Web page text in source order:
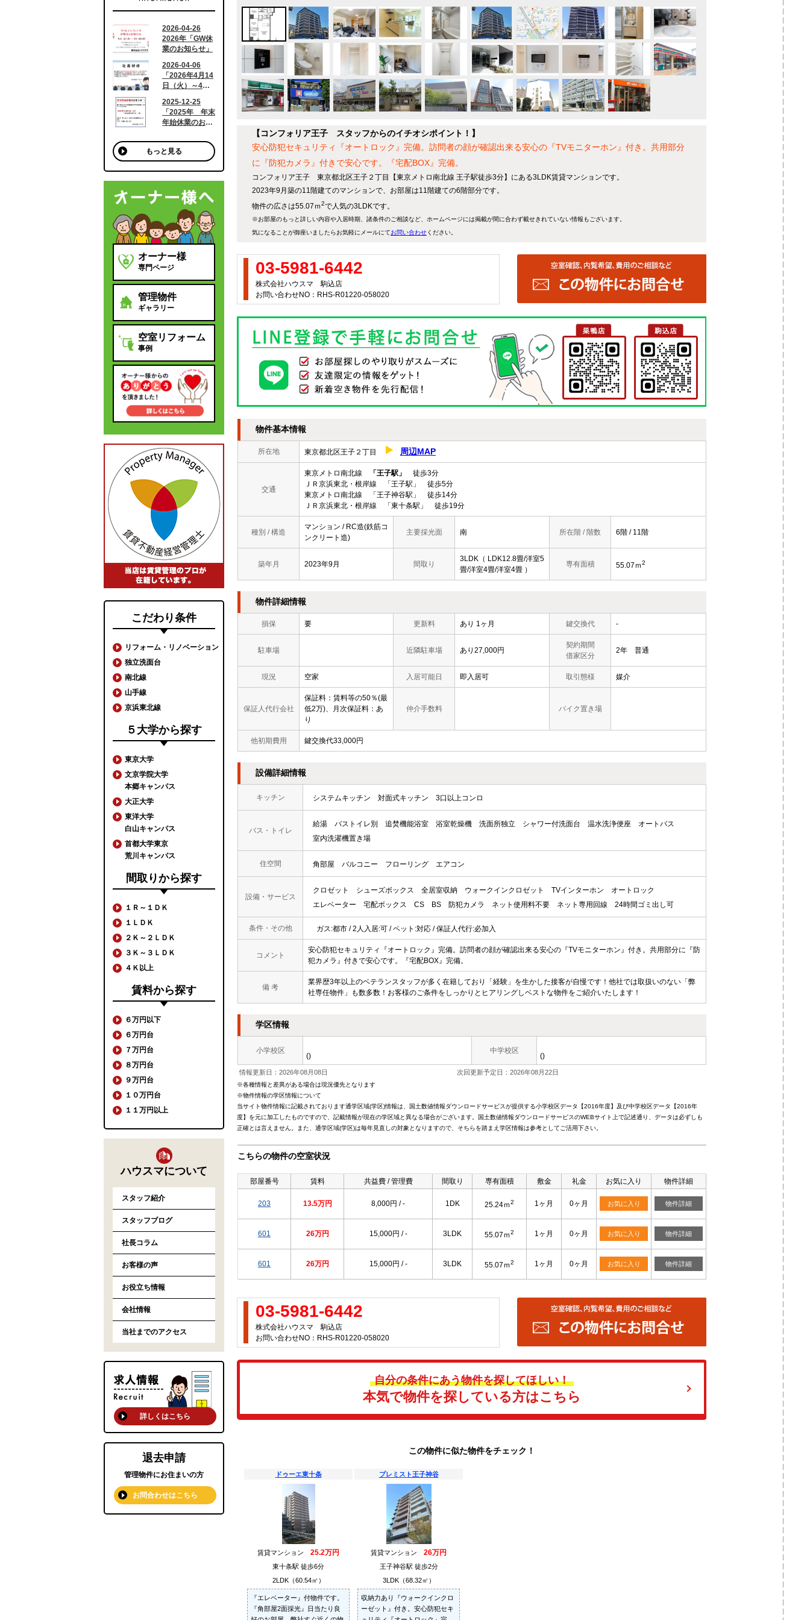
【コンフォリア王子 スタッフからのイチオシポイント！】
安心防犯セキュリティ『オートロック』完備。訪問者の顔が確認出来る安心の『TVモニターホン』付き。共用部分
に『防犯カメラ』付きで安心です。『宅配BOX』完備。
コンフォリア王子 東京都北区王子２丁目【東京メトロ南北線 王子駅徒歩3分】にある3LDK賃貸マンションです。
2023年9月築の11階建てのマンションで、お部屋は11階建ての6階部分です。
物件の広さは55.07ｍ2で人気の3LDKです。
※お部屋のもっと詳しい内容や入居時期、諸条件のご相談など、ホームページには掲載が間に合わず載せきれていない情報もございます。
気になることが御座いましたらお気軽にメールにてお問い合わせください。
03-5981-6442
株式会社ハウスマ 駒込店
お問い合わせNO：RHS-R01220-058020
物件基本情報
所在地 東京都北区王子２丁目 周辺MAP
交通
東京メトロ南北線 「王子駅」
徒歩3分
ＪＲ京浜東北・根岸線 「王子駅」 徒歩5分
東京メトロ南北線 「王子神谷駅」 徒歩14分
ＪＲ京浜東北・根岸線 「東十条駅」 徒歩19分
種別 / 構造
マンション / RC造(鉄筋コ
ンクリート造)
主要採光面 南 所在階 / 階数 6階 / 11階
築年月 2023年9月 間取り
3LDK（ LDK12.8畳/洋室5
畳/洋室4畳/洋室4畳 ）
専有面積 55.07ｍ2
物件詳細情報
損保 要 更新料 あり 1ヶ月 鍵交換代 -
駐車場 近隣駐車場 あり27,000円
契約期間
借家区分
2年 普通
現況 空家 入居可能日 即入居可 取引態様 媒介
保証人代行会社
保証料：賃料等の50％(最
低2万)、月次保証料：あ
り
仲介手数料 バイク置き場
他初期費用 鍵交換代33,000円
設備詳細情報
キッチン システムキッチン 対面式キッチン 3口以上コンロ
バス・トイレ
給湯 バストイレ別 追焚機能浴室 浴室乾燥機 洗面所独立 シャワー付洗面台 温水洗浄便座
オートバス
室内洗濯機置き場
住空間 角部屋 バルコニー フローリング エアコン
設備・サービス
クロゼット シューズボックス 全居室収納 ウォークインクロゼット TVインターホン
オートロック
エレベーター
宅配ボックス CS BS 防犯カメラ ネット使用料不要 ネット専用回線 24時間ゴミ出し可
条件・その他 ガス:都市 / 2人入居:可 / ペット:対応 / 保証人代行:必加入
コメント
安心防犯セキュリティ『オートロック』完備。訪問者の顔が確認出来る安心の『TVモニターホン』付き。共用部分に『防
犯カメラ』付きで安心です。『宅配BOX』完備。
備 考
業界歴3年以上のベテランスタッフが多く在籍しており「経験」を生かした接客が自慢です！他社では取扱いのない「弊
社専任物件」も数多数！お客様のご条件をしっかりとヒアリングしベストな物件をご紹介いたします！
学区情報
小学校区
()
中学校区
()
情報更新日：2026年08月08日 次回更新予定日：2026年08月22日
※各種情報と差異がある場合は現況優先となります
※物件情報の学区情報について
当サイト物件情報に記載されております通学区域(学区)情報は、国土数値情報ダウンロードサービスが提供する小学校区データ【2016年度】及び中学校区データ【2016年
度】を元に加工したものですので、記載情報が現在の学区域と異なる場合がございます。国土数値情報ダウンロードサービスのWEBサイト上で記述通り、データは必ずしも
正確とは言えません。また、通学区域(学区)は毎年見直しの対象となりますので、そちらを踏まえ学区情報は参考としてご活用下さい。
こちらの物件の空室状況
部屋番号 賃料 共益費 / 管理費 間取り 専有面積 敷金 礼金 お気に入り 物件詳細
203 13.5万円 8,000円 / - 1DK 25.24ｍ2 1ヶ月 0ヶ月 お気に入り 物件詳細
601 26万円 15,000円 / - 3LDK 55.07ｍ2 1ヶ月 0ヶ月 お気に入り 物件詳細
601 26万円 15,000円 / - 3LDK 55.07ｍ2 1ヶ月 0ヶ月 お気に入り 物件詳細
03-5981-6442
株式会社ハウスマ 駒込店
お問い合わせNO：RHS-R01220-058020
自分の条件にあう物件を探してほしい！
本気で物件を探している方はこちら
この物件に似た物件をチェック！
ドゥーエ東十条
賃貸マンション 25.2万円
東十条駅 徒歩6分
2LDK（60.54㎡）
『エレベーター』付物件です。
『角部屋2面採光』日当たり良
プレミスト王子神谷
賃貸マンション 26万円
王子神谷駅 徒歩2分
3LDK（68.32㎡）
収納力あり『ウォークインクロ
ーゼット』付き。安心防犯セキ
もっと見る
オーナー様
専門ページ
管理物件
ギャラリー
空室リフォーム
事例
こだわり条件
リフォーム・リノベーション
独立洗面台
南北線
山手線
京浜東北線
５大学から探す
東京大学
文京学院大学
本郷キャンパス
大正大学
東洋大学
白山キャンパス
首都大学東京
荒川キャンパス
間取りから探す
１Ｒ～１ＤＫ
１ＬＤＫ
２Ｋ～２ＬＤＫ
３Ｋ～３ＬＤＫ
４Ｋ以上
賃料から探す
６万円以下
６万円台
７万円台
８万円台
９万円台
１０万円台
１１万円以上
ハウスマについて
スタッフ紹介
スタッフブログ
社長コラム
お客様の声
お役立ち情報
会社情報
当社までのアクセス
詳しくはこちら
退去申請
管理物件にお住まいの方
お問合わせはこちら